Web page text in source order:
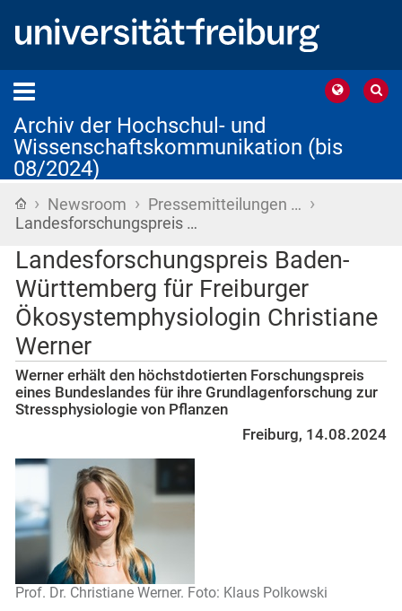
Archiv der Hochschul- und
Wissenschaftskommunikation (bis
08/2024)
Startseite
› Newsroom › Pressemitteilungen … ›
Landesforschungspreis …
Landesforschungspreis Baden-
Württemberg für Freiburger
Ökosystemphysiologin Christiane
Werner
Werner erhält den höchstdotierten Forschungspreis
eines Bundeslandes für ihre Grundlagenforschung zur
Stressphysiologie von Pflanzen
Freiburg, 14.08.2024
Prof. Dr. Christiane Werner. Foto: Klaus Polkowski